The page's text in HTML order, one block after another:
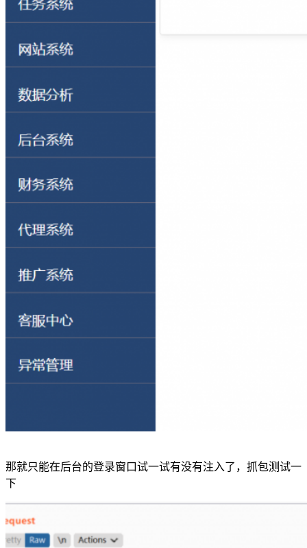
那就只能在后台的登录窗口试一试有没有注入了，抓包测试一
下